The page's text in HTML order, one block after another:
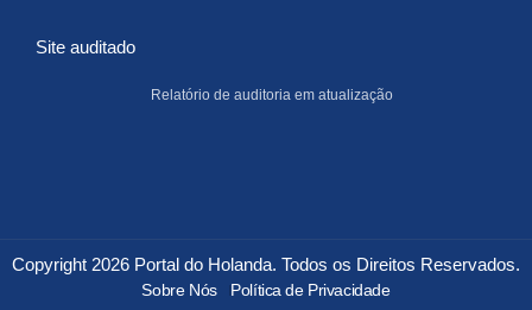
Site auditado
Relatório de auditoria em atualização
Copyright 2026 Portal do Holanda. Todos os Direitos Reservados.
Sobre Nós Política de Privacidade